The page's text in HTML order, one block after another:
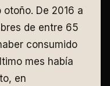
De 2016 a
de entre 65
consumido
mes había
en